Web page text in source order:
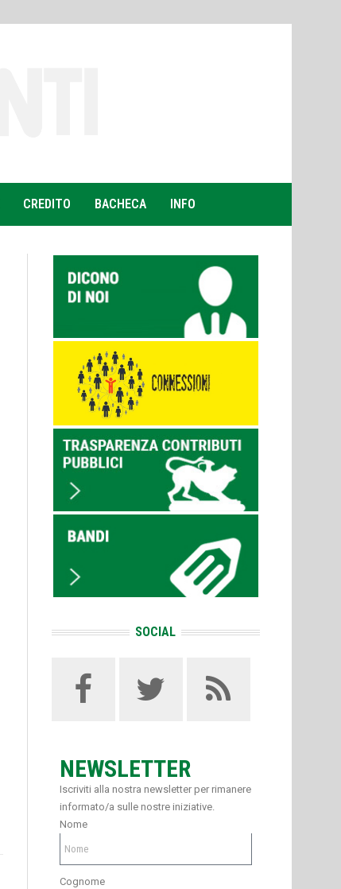
CREDITO BACHECA INFO
SOCIAL
NEWSLETTER
Iscriviti alla nostra newsletter per rimanere
informato/a sulle nostre iniziative.
Nome
Cognome